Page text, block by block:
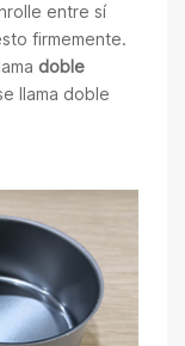
entre sí
firmemente.
doble
llama doble